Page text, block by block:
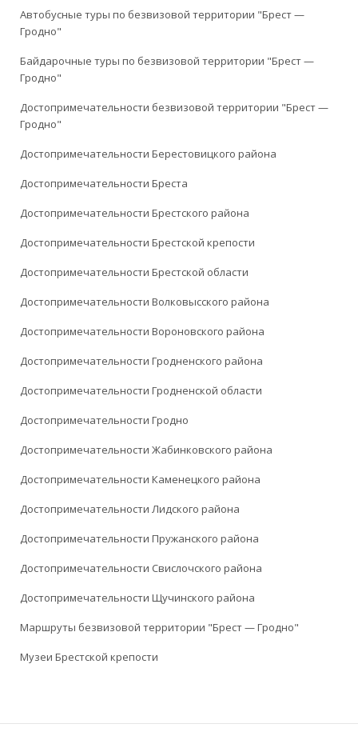
Автобусные туры по безвизовой территории "Брест —
Гродно"
Байдарочные туры по безвизовой территории "Брест —
Гродно"
Достопримечательности безвизовой территории "Брест —
Гродно"
Достопримечательности Берестовицкого района
Достопримечательности Бреста
Достопримечательности Брестского района
Достопримечательности Брестской крепости
Достопримечательности Брестской области
Достопримечательности Волковысского района
Достопримечательности Вороновского района
Достопримечательности Гродненского района
Достопримечательности Гродненской области
Достопримечательности Гродно
Достопримечательности Жабинковского района
Достопримечательности Каменецкого района
Достопримечательности Лидского района
Достопримечательности Пружанского района
Достопримечательности Свислочского района
Достопримечательности Щучинского района
Маршруты безвизовой территории "Брест — Гродно"
Музеи Брестской крепости